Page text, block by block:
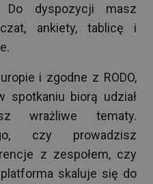
dyspozycji masz
ankiety, tablicę i
i zgodne z RODO,
spotkaniu biorą udział
wrażliwe tematy.
czy prowadzisz
z zespołem, czy
skaluje się do